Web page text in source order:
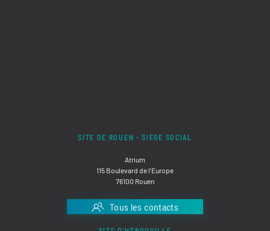
SITE DE ROUEN - SIÈGE SOCIAL
Atrium
115 Boulevard de l'Europe
76100 Rouen
Tous les contacts